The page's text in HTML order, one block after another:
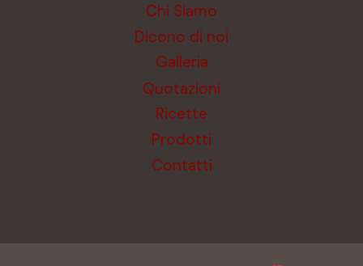
Chi Siamo
Dicono di noi
Galleria
Quotazioni
Ricette
Prodotti
Contatti